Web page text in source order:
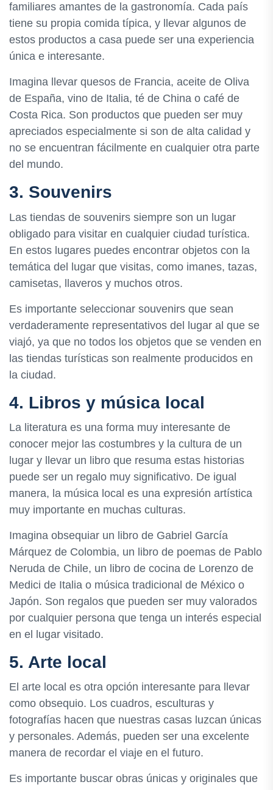
familiares amantes de la gastronomía. Cada país
tiene su propia comida típica, y llevar algunos de
estos productos a casa puede ser una experiencia
única e interesante.
Imagina llevar quesos de Francia, aceite de Oliva
de España, vino de Italia, té de China o café de
Costa Rica. Son productos que pueden ser muy
apreciados especialmente si son de alta calidad y
no se encuentran fácilmente en cualquier otra parte
del mundo.
3. Souvenirs
Las tiendas de souvenirs siempre son un lugar
obligado para visitar en cualquier ciudad turística.
En estos lugares puedes encontrar objetos con la
temática del lugar que visitas, como imanes, tazas,
camisetas, llaveros y muchos otros.
Es importante seleccionar souvenirs que sean
verdaderamente representativos del lugar al que se
viajó, ya que no todos los objetos que se venden en
las tiendas turísticas son realmente producidos en
la ciudad.
4. Libros y música local
La literatura es una forma muy interesante de
conocer mejor las costumbres y la cultura de un
lugar y llevar un libro que resuma estas historias
puede ser un regalo muy significativo. De igual
manera, la música local es una expresión artística
muy importante en muchas culturas.
Imagina obsequiar un libro de Gabriel García
Márquez de Colombia, un libro de poemas de Pablo
Neruda de Chile, un libro de cocina de Lorenzo de
Medici de Italia o música tradicional de México o
Japón. Son regalos que pueden ser muy valorados
por cualquier persona que tenga un interés especial
en el lugar visitado.
5. Arte local
El arte local es otra opción interesante para llevar
como obsequio. Los cuadros, esculturas y
fotografías hacen que nuestras casas luzcan únicas
y personales. Además, pueden ser una excelente
manera de recordar el viaje en el futuro.
Es importante buscar obras únicas y originales que